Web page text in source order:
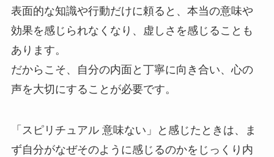
表面的な知識や行動だけに頼ると、本当の意味や
効果を感じられなくなり、虚しさを感じることも
あります。
だからこそ、自分の内面と丁寧に向き合い、心の
声を大切にすることが必要です。
「スピリチュアル 意味ない」と感じたときは、ま
ず自分がなぜそのように感じるのかをじっくり内